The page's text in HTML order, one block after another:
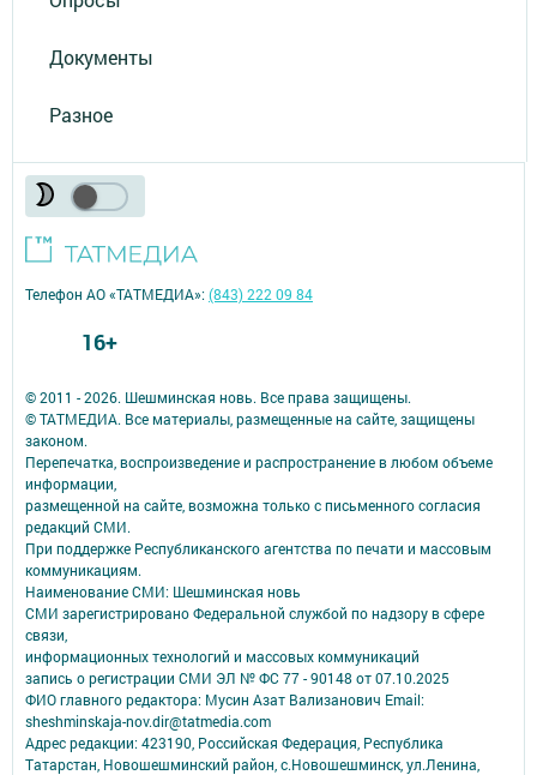
Документы
Разное
© 2011 - 2026. Шешминская новь. Все права защищены.
© ТАТМЕДИА. Все материалы, размещенные на сайте, защищены
законом.
Перепечатка, воспроизведение и распространение в любом объеме
информации,
размещенной на сайте, возможна только с письменного согласия
редакций СМИ.
При поддержке Республиканского агентства по печати и массовым
коммуникациям.
Наименование СМИ: Шешминская новь
СМИ зарегистрировано Федеральной службой по надзору в сфере
связи,
информационных технологий и массовых коммуникаций
запись о регистрации СМИ ЭЛ № ФС 77 - 90148 от 07.10.2025
ФИО главного редактора: Мусин Азат Вализанович Email:
sheshminskaja-nov.dir@tatmedia.com
Адрес редакции: 423190, Российская Федерация, Республика
Татарстан, Новошешминский район, с.Новошешминск, ул.Ленина,
Телефон АО «ТАТМЕДИА»:(843) 222 09 84
16+